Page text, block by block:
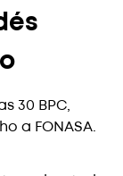
30 BPC,
a FONASA.